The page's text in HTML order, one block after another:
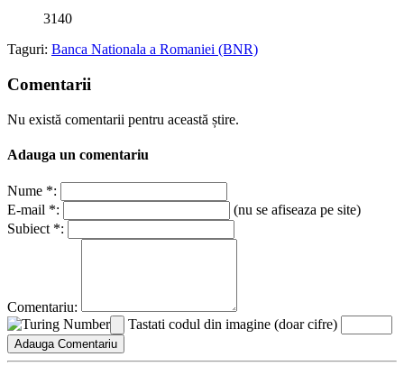
3140
Taguri: Banca Nationala a Romaniei (BNR)
Comentarii
Nu există comentarii pentru această știre.
Adauga un comentariu
Nume *:
E-mail *:
(nu se afiseaza pe site)
Subiect *:
Comentariu:
Tastati codul din imagine (doar cifre)